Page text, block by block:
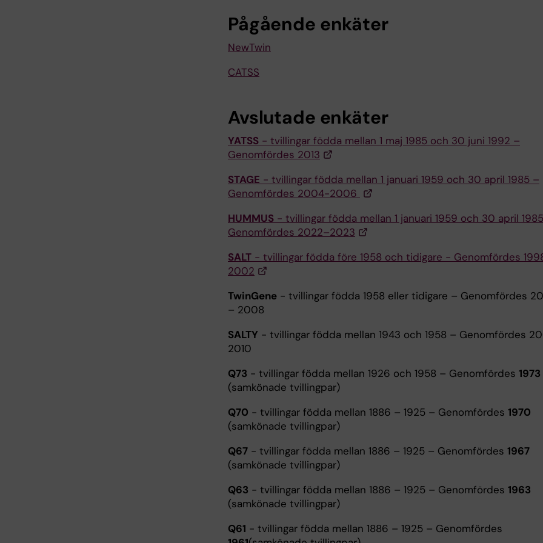
Pågående enkäter
NewTwin
CATSS
Avslutade enkäter
YATSS - tvillingar födda mellan 1 maj 1985 och 30 juni 1992 –
Genomfördes 2013
STAGE - tvillingar födda mellan 1 januari 1959 och 30 april 1985 –
Genomfördes 2004-2006
HUMMUS - tvillingar födda mellan 1 januari 1959 och 30 april
Genomfördes 2022–2023
SALT - tvillingar födda före 1958 och tidigare - Genomfördes
2002
TwinGene - tvillingar födda 1958 eller tidigare – Genomfördes
– 2008
SALTY - tvillingar födda mellan 1943 och 1958 – Genomfördes
2010
Q73 - tvillingar födda mellan 1926 och 1958 – Genomfördes 1973
(samkönade tvillingpar)
Q70 - tvillingar födda mellan 1886 – 1925 – Genomfördes 1970
(samkönade tvillingpar)
Q67 - tvillingar födda mellan 1886 – 1925 – Genomfördes 1967
(samkönade tvillingpar)
Q63 - tvillingar födda mellan 1886 – 1925 – Genomfördes 1963
(samkönade tvillingpar)
Q61 - tvillingar födda mellan 1886 – 1925 – Genomfördes